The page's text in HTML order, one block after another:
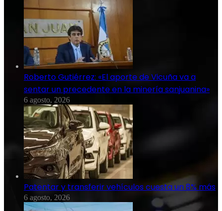
Roberto Gutiérrez: «El aporte de Vicuña va a
sentar un precedente en la minería sanjuanina»
6 agosto, 2026
Patentar y transferir vehículos cuesta un 8% más
6 agosto, 2026